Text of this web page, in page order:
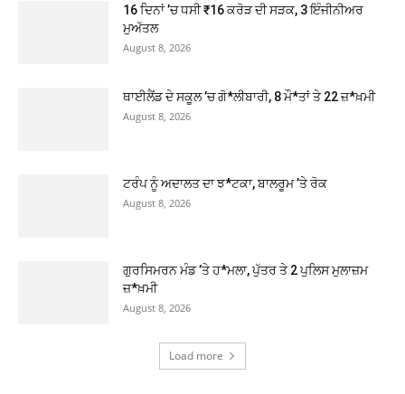
16 ਦਿਨਾਂ ’ਚ ਧਸੀ ₹16 ਕਰੋੜ ਦੀ ਸੜਕ, 3 ਇੰਜੀਨੀਅਰ
ਮੁਅੱਤਲ
August 8, 2026
ਥਾਈਲੈਂਡ ਦੇ ਸਕੂਲ ’ਚ ਗੋ*ਲੀਬਾਰੀ, 8 ਮੌ*ਤਾਂ ਤੇ 22 ਜ਼*ਖ਼ਮੀ
August 8, 2026
ਟਰੰਪ ਨੂੰ ਅਦਾਲਤ ਦਾ ਝ*ਟਕਾ, ਬਾਲਰੂਮ ’ਤੇ ਰੋਕ
August 8, 2026
ਗੁਰਸਿਮਰਨ ਮੰਡ ’ਤੇ ਹ*ਮਲਾ, ਪੁੱਤਰ ਤੇ 2 ਪੁਲਿਸ ਮੁਲਾਜ਼ਮ
ਜ਼*ਖ਼ਮੀ
August 8, 2026
Load more